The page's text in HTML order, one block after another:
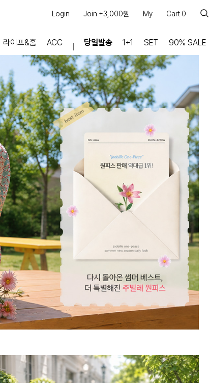
Login Join +3,000원 My Cart 0
마이페이지
장바구니
주문내역
적립금
공지사항
상품문의
교환/반품 문의
리뷰 +30,000
인스타그램
카카오스토리
페이스북
라이프&홈 ACC 당일발송 1+1 SET 90% SALE